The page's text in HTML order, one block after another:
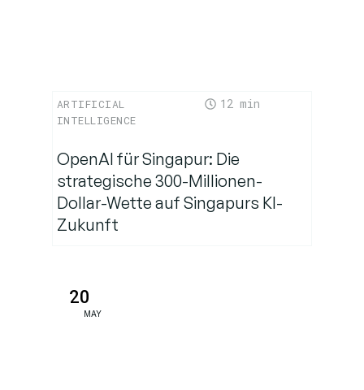
ARTIFICIAL
INTELLIGENCE
12
OpenAI für Singapur: Die
strategische 300-Millionen-
Dollar-Wette auf Singapurs KI-
Zukunft
20
MAY